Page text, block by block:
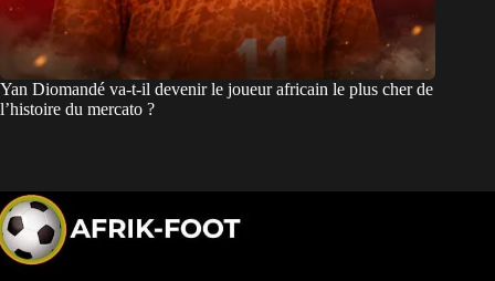
Yan Diomandé va-t-il devenir le joueur africain le plus cher de
l’histoire du mercato ?